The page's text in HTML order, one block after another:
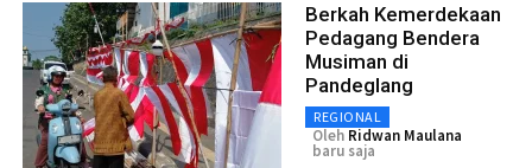
Berkah Kemerdekaan
Pedagang Bendera
Musiman di
Pandeglang
REGIONAL
Oleh Ridwan Maulana
baru saja